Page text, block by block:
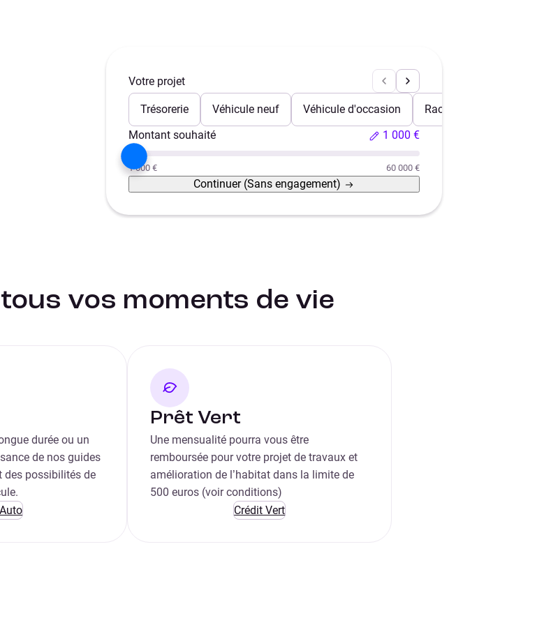
Votre projet
Trésorerie Véhicule neuf Véhicule d'occasion Rachat de crédits
Montant souhaité
1 000 €
1 000 € 60 000 €
Continuer (Sans engagement)
vos moments de vie
durée ou un
de nos guides
possibilités de
Prêt Vert
Une mensualité pourra vous être
remboursée pour votre projet de travaux et
amélioration de l’habitat dans la limite de
500 euros (voir conditions)
Crédit Vert